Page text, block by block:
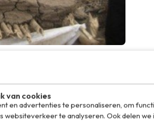
van cookies
en advertenties te personaliseren, om
websiteverkeer te analyseren. Ook delen
bamboestokken.